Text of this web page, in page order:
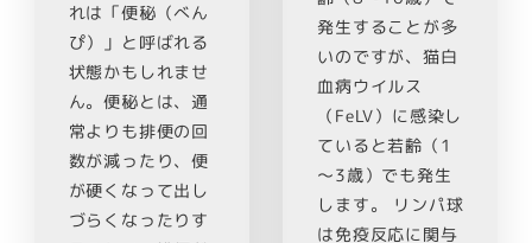
れは「便秘（べん
ぴ）」と呼ばれる
状態かもしれませ
ん。便秘とは、通
常よりも排便の回
数が減ったり、便
が硬くなって出し
づらくなったりす
発生することが多
いのですが、猫白
血病ウイルス
（FeLV）に感染し
ていると若齢（1
～3歳）でも発生
します。 リンパ球
は免疫反応に関与